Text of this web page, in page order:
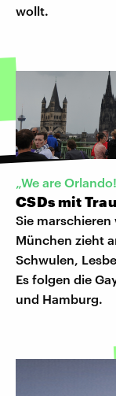
wollt.
„We are
CSDs mit
Sie marschieren
München zieht
Schwulen,
Es folgen die
und Hamburg.